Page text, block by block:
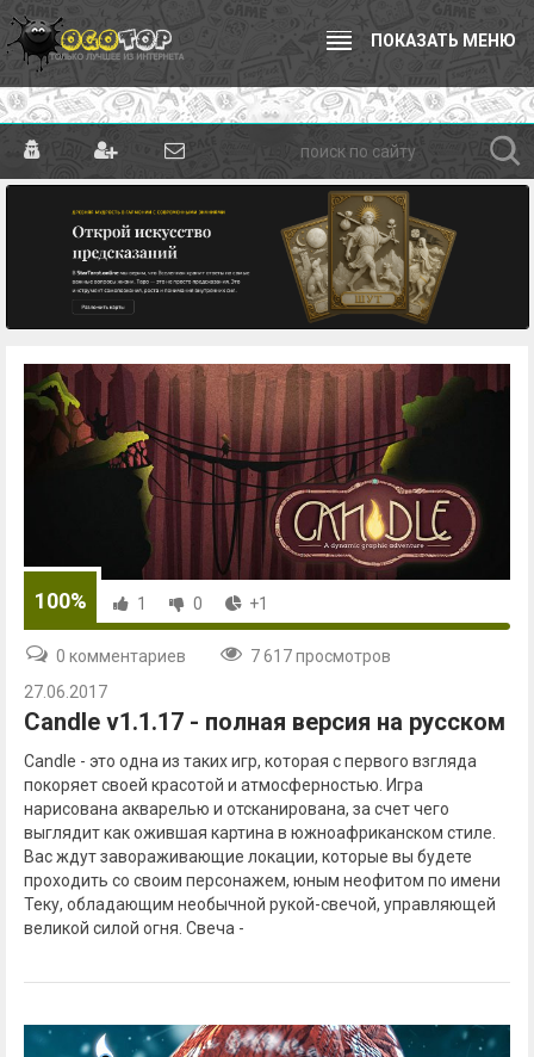
ПОКАЗАТЬ МЕНЮ
100% 1 0 +1
0 комментариев
7 617 просмотров
27.06.2017
Candle v1.1.17 - полная версия на русском
Candle - это одна из таких игр, которая с первого взгляда
покоряет своей красотой и атмосферностью. Игра
нарисована акварелью и отсканирована, за счет чего
выглядит как ожившая картина в южноафриканском стиле.
Вас ждут завораживающие локации, которые вы будете
проходить со своим персонажем, юным неофитом по имени
Теку, обладающим необычной рукой-свечой, управляющей
великой силой огня. Свеча -